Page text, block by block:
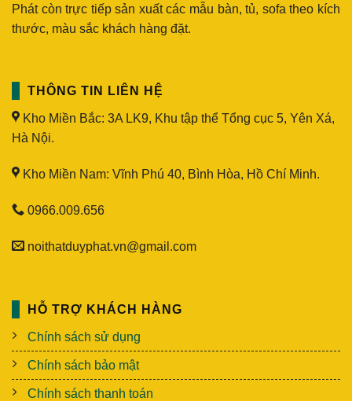
Phát còn trực tiếp sản xuất các mẫu bàn, tủ, sofa theo kích
thước, màu sắc khách hàng đặt.
THÔNG TIN LIÊN HỆ
Kho Miền Bắc: 3A LK9, Khu tập thể Tổng cục 5, Yên Xá,
Hà Nội.
Kho Miền Nam: Vĩnh Phú 40, Bình Hòa, Hồ Chí Minh.
0966.009.656
noithatduyphat.vn@gmail.com
HỖ TRỢ KHÁCH HÀNG
Chính sách sử dụng
Chính sách bảo mật
Chính sách thanh toán